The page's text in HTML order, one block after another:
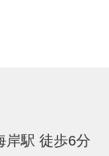
岸駅 徒歩6分